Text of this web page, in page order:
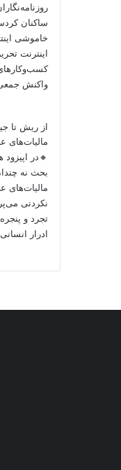
ساکنان
خاموشی
اینترنت
واکنش جمعی
از ریش تا
مالیات‌های
🔸در
بحث نه
مالیات‌های
نکردنی‌
تجرد و
ادرار